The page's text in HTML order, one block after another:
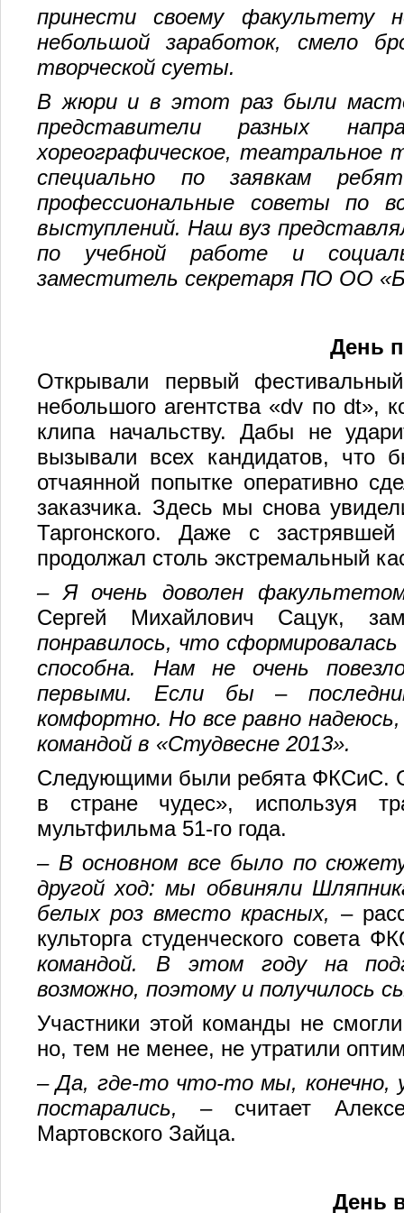
принести своему
небольшой заработок, смело
творческой суеты.
В жюри и в этот раз были
представители разных
хореографическое,
специально по заявкам
профессиональные советы по
выступлений. Наш вуз
по учебной работе и
заместитель секретаря ПО ОО
День
Открывали первый
небольшого агентства «dv по dt»,
клипа начальству. Дабы не
вызывали всех кандидатов, что
отчаянной попытке оперативно
заказчика. Здесь мы снова
Таргонского. Даже с
продолжал столь экстремальный
– Я очень доволен
Сергей Михайлович Сацук,
понравилось, что
способна. Нам не очень
первыми. Если бы–
комфортно. Но все равно
командой в «Студвесне 2013».
Следующими были ребята ФКСиС.
в стране чудес», используя
мультфильма 51-го года.
– В основном все было по
другой ход: мы обвиняли
белых роз вместо красных, –
культорга студенческого совета
командой. В этом году на
возможно, поэтому и получилось
Участники этой команды не
но, тем не менее, не утратили
– Да, где-то что-то мы, конечно,
постарались,
– считает
Мартовского Зайца.
День